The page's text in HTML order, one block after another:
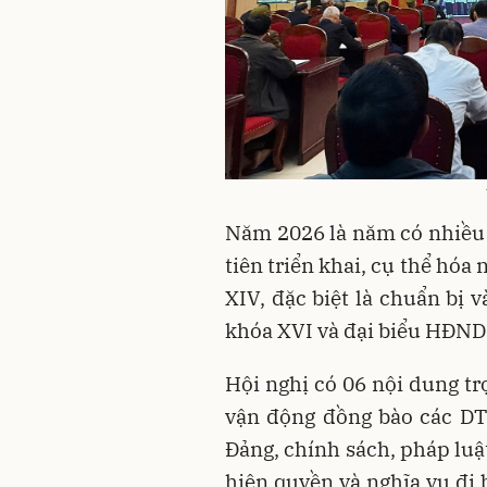
Năm 2026 là năm có
tiên triển khai, cụ thể hóa
XIV, đặc biệt là chuẩn bị
khóa XVI và đại biểu
Hội nghị có 06 nội dung
vận động đồng bào các
Đảng, chính sách, pháp